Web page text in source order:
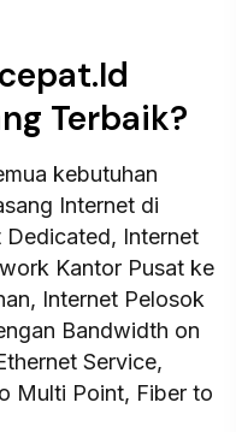
Terbaik?
kebutuhan
Internet di
Dedicated, Internet
Kantor Pusat ke
Internet Pelosok
Bandwidth on
Service,
Multi Point, Fiber to